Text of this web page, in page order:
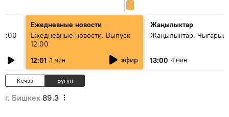
Ежедневные новости
Ежедневные новости. Выпуск
12:00
12:01 3 мин эфир
Жаңылыктар
Жаңылыктар.
13:00 4 мин
Кечээ Бүгүн
г. Бишкек 89.3